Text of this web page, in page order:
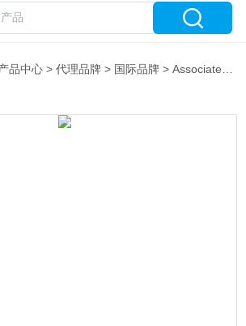
品中心 >代理品牌 > 国际品牌 > Associates of Cape Cod，lnc.特约代理